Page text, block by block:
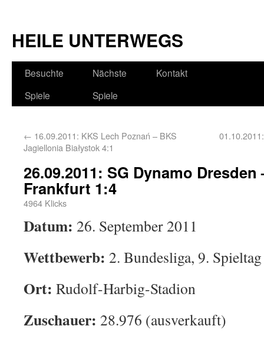
HEILE UNTERWEGS
Besuchte
Spiele
Nächste
Spiele
Kontakt
← 16.09.2011: KKS Lech Poznań – BKS
Jagiellonia Białystok 4:1
26.09.2011: SG Dynamo
Frankfurt 1:4
4964 Klicks
Datum: 26. September 2011
Wettbewerb: 2. Bundesliga, 9. Spieltag
Ort: Rudolf-Harbig-Stadion
Zuschauer: 28.976 (ausverkauft)